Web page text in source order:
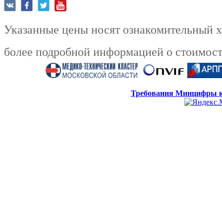
Указанные цены носят ознакомительный
более подробной информацией о
Требования Минцифры